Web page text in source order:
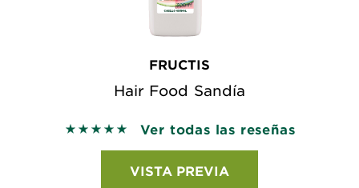
FRUCTIS
Hair Food Sandía
5 out of 5 stars based on reviews
Ver todas las reseñas
VISTA PREVIA